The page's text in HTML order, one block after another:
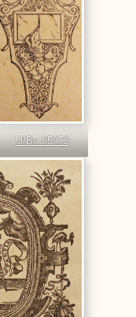
U/Bc 05973